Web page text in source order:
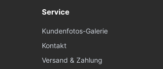
Service
Kundenfotos-Galerie
Kontakt
Versand & Zahlung